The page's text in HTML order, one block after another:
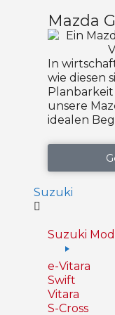
Mazda
In
wie diesen
unsere
idealen
Suzuki
Suzuki
e-Vitara
Swift
Vitara
S-Cross